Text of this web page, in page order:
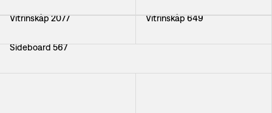
Vitrinskåp 2077 Vitrinskåp 649
Sideboard 567
Sideboard 821 Skåp 2192